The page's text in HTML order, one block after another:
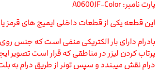
پارت نامبر: A0600JF-Color
این قطعه یکی از قطعات داخلی ایمیج های قرمز یا
بادرام دارای بار الکتریکی منفی است که جنس
پرتاب کردن لیزر در مناطقی که قرار است تصویر
درام نقش میبندد و سپس تونر از طریق درام به